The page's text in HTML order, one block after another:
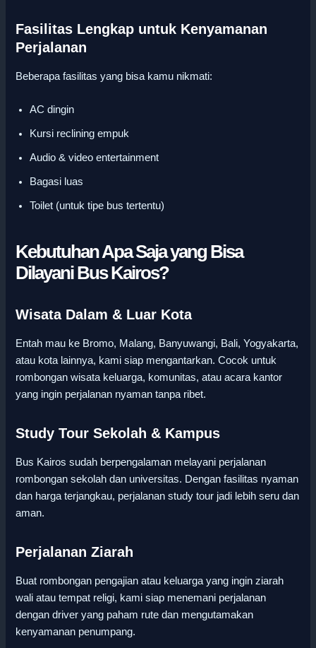
Fasilitas Lengkap untuk Kenyamanan
Perjalanan
Beberapa fasilitas yang bisa kamu nikmati:
AC dingin
Kursi reclining empuk
Audio & video entertainment
Bagasi luas
Toilet (untuk tipe bus tertentu)
Kebutuhan Apa Saja yang Bisa
Dilayani Bus Kairos?
Wisata Dalam & Luar Kota
Entah mau ke Bromo, Malang, Banyuwangi, Bali, Yogyakarta,
atau kota lainnya, kami siap mengantarkan. Cocok untuk
rombongan wisata keluarga, komunitas, atau acara kantor
yang ingin perjalanan nyaman tanpa ribet.
Study Tour Sekolah & Kampus
Bus Kairos sudah berpengalaman melayani perjalanan
rombongan sekolah dan universitas. Dengan fasilitas nyaman
dan harga terjangkau, perjalanan study tour jadi lebih seru dan
aman.
Perjalanan Ziarah
Buat rombongan pengajian atau keluarga yang ingin ziarah
wali atau tempat religi, kami siap menemani perjalanan
dengan driver yang paham rute dan mengutamakan
kenyamanan penumpang.